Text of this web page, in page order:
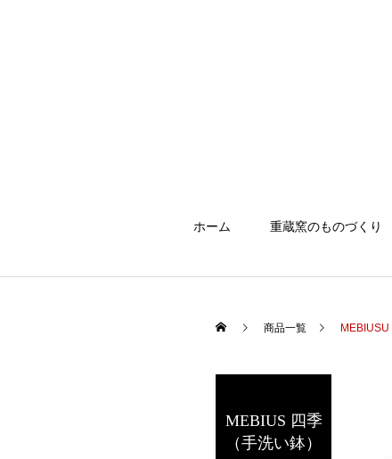
ホーム 重蔵窯のものづくり
商品一覧
MEBIUS 四季
（手洗い鉢）